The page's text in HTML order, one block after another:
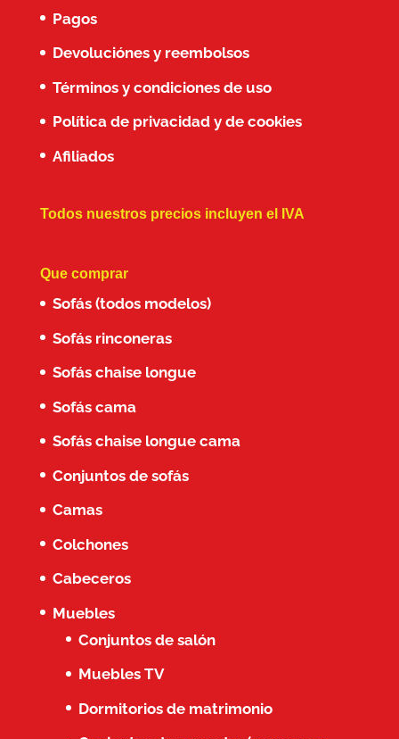
Pagos
Devoluciónes y reembolsos
Términos y condiciones de uso
Política de privacidad y de cookies
Afiliados
Todos nuestros precios incluyen el IVA
Que comprar
Sofás (todos modelos)
Sofás rinconeras
Sofás chaise longue
Sofás cama
Sofás chaise longue cama
Conjuntos de sofás
Camas
Colchones
Cabeceros
Muebles
Conjuntos de salón
Muebles TV
Dormitorios de matrimonio